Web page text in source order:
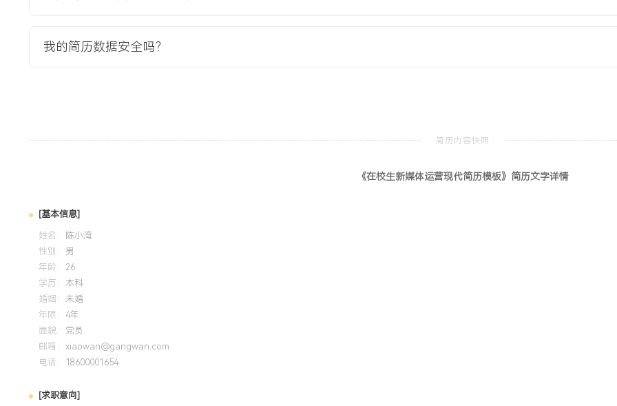
向，将账号平均互动率提升XXX%，展现了以数据驱动运营决策的初步思维。个人特质：
系统学习新媒体平台运营规则、内容策划方法与数据分析基础，将课程知识应用于校园公
效果。
我的简历数据安全吗？
《在校生新媒体运营现代简历模板》简历文字详情
[基本信息]
姓名：
陈小湾
性别： 男
年龄： 26
学历： 本科
婚姻： 未婚
年限： 4年
面貌： 党员
邮箱： xiaowan@gangwan.com
电话：
18600001654
[求职意向]